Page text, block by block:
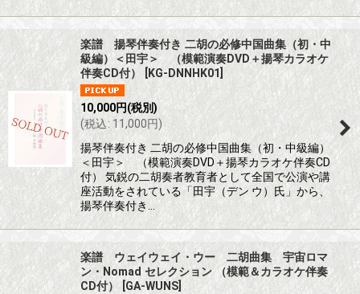
楽譜 揚琴伴奏付き 二胡の必修中国曲集（初・中
級編）＜田宇＞ （模範演奏DVD＋揚琴カラオケ
伴奏CD付）
[KG-DNNHK01]
10,000円(税別)
(税込: 11,000円)
揚琴伴奏付き 二胡の必修中国曲集（初・中級編）
＜田宇＞ （模範演奏DVD＋揚琴カラオケ伴奏CD
付） 気鋭の二胡奏者教育者として全国で公演や講
座活動をされている「田宇（デン ウ）氏」から、
揚琴伴奏付き…
楽譜 ウェイウェイ・ウー 二胡曲集 宇宙ロマ
ン・Nomad セレクション （模範＆カラオケ伴奏
CD付） [GA-WUNS]